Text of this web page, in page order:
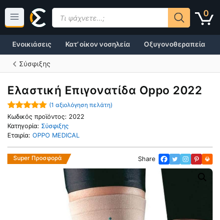
περιεχόμενο
0
Products
search
Κατ’ οίκον νοσηλεία Οξυγονοθεραπεία
Ενοικιάσεις
Σύσφιξης
Ελαστική Επιγονατίδα Oppo 2022
5.00out of
5
(1 αξιολόγηση πελάτη)
Κωδικός προϊόντος: 2022
Κατηγορία: Σύσφιξης
Εταιρία: OPPO MEDICAL
Share
Super Προσφορά